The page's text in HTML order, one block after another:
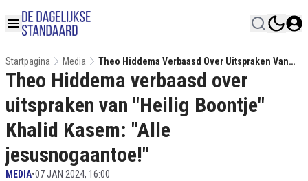
Startpagina Media
Theo Hiddema Verbaasd Over Uitspraken Van
"Heilig Boontje" Khalid Kasem: "Alle
Jesusnogaantoe!"
Theo Hiddema verbaasd over
uitspraken van "Heilig Boontje"
Khalid Kasem: "Alle
jesusnogaantoe!"
MEDIA•07 JAN 2024, 16:00